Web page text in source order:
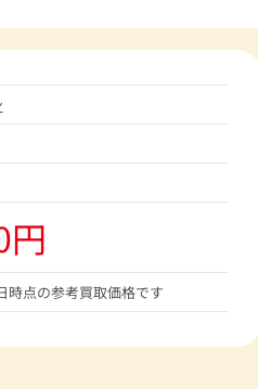
円
時点の参考買取価格です